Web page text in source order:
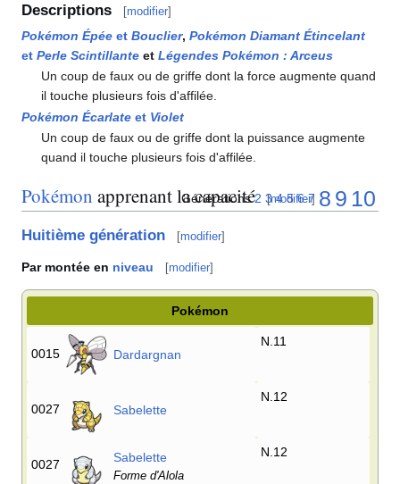
Descriptions [modifier]
Pokémon Épée et Bouclier, Pokémon Diamant Étincelant
et Perle Scintillante et Légendes Pokémon : Arceus
Un coup de faux ou de griffe dont la force augmente quand
il touche plusieurs fois d'affilée.
Pokémon Écarlate et Violet
Un coup de faux ou de griffe dont la puissance augmente
quand il touche plusieurs fois d'affilée.
Pokémon apprenant la capacité [modifier]
Générations 2 3 4 5 6 7 8 9 10
Huitième génération [modifier]
Par montée en niveau [modifier]
Pokémon
0015 Dardargnan
N.11
0027 Sabelette
N.12
0027 Sabelette
Forme d'Alola
N.12